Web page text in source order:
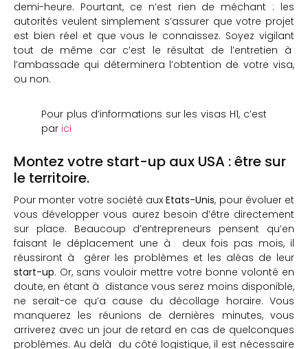
demi-heure. Pourtant, ce n’est rien de méchant : les
autorités veulent simplement s’assurer que votre projet
est bien réel et que vous le connaissez. Soyez vigilant
tout de même car c’est le résultat de l’entretien à
l’ambassade qui déterminera l’obtention de votre visa,
ou non.
Pour plus d’informations sur les visas H1, c’est
par ici
Montez votre start-up aux USA : être sur
le territoire.
Pour monter votre société auxEtats-Unis, pour évoluer et
vous développer vous aurez besoin d’être directement
sur place. Beaucoup d’entrepreneurs pensent qu’en
faisant le déplacement une à deux fois pas mois, il
réussiront à gérer les problèmes et les aléas de leur
start-up. Or, sans vouloir mettre votre bonne volonté en
doute, en étant à distance vous serez moins disponible,
ne serait-ce qu’a cause du décollage horaire. Vous
manquerez les réunions de dernières minutes, vous
arriverez avec un jour de retard en cas de quelconques
problèmes. Au delà du côté logistique, il est nécessaire